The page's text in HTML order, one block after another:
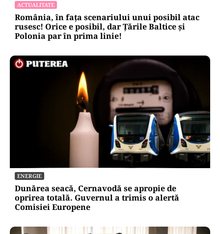
ACTUALITATE
România, în fața scenariului unui posibil atac
rusesc! Orice e posibil, dar Țările Baltice și
Polonia par în prima linie!
ENERGIE
Dunărea seacă, Cernavodă se apropie de
oprirea totală. Guvernul a trimis o alertă
Comisiei Europene